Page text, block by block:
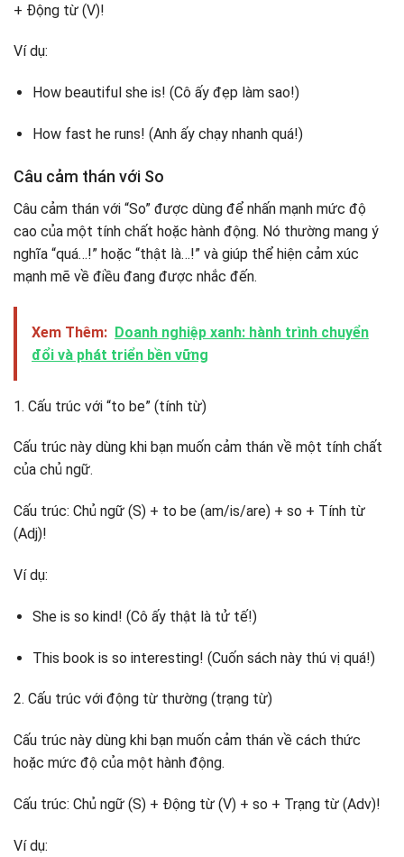
+ Động từ (V)!
Ví dụ:
How beautiful she is! (Cô ấy đẹp làm sao!)
How fast he runs! (Anh ấy chạy nhanh quá!)
Câu cảm thán với So
Câu cảm thán với “So” được dùng để nhấn mạnh mức độ
cao của một tính chất hoặc hành động. Nó thường mang ý
nghĩa “quá…!” hoặc “thật là…!” và giúp thể hiện cảm xúc
mạnh mẽ về điều đang được nhắc đến.
Xem Thêm: Doanh nghiệp xanh: hành trình chuyển
đổi và phát triển bền vững
1. Cấu trúc với “to be” (tính từ)
Cấu trúc này dùng khi bạn muốn cảm thán về một tính chất
của chủ ngữ.
Cấu trúc: Chủ ngữ (S) + to be (am/is/are) + so + Tính từ
(Adj)!
Ví dụ:
She is so kind! (Cô ấy thật là tử tế!)
This book is so interesting! (Cuốn sách này thú vị quá!)
2. Cấu trúc với động từ thường (trạng từ)
Cấu trúc này dùng khi bạn muốn cảm thán về cách thức
hoặc mức độ của một hành động.
Cấu trúc: Chủ ngữ (S) + Động từ (V) + so + Trạng từ (Adv)!
Ví dụ: